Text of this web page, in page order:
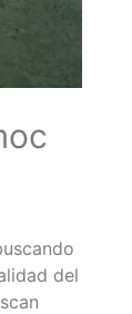
del